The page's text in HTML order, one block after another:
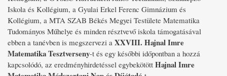
Iskola és Kollégium, a Gyulai Erkel Ferenc Gimnázium és
Kollégium, a MTA SZAB Békés Megyei Testülete Matematika
Tudományos Műhelye és minden résztvevő iskola támogatásával
ebben a tanévben is megszervezi a XXVIII. Hajnal Imre
Matematika Tesztverseny-t és egy későbbi időpontban a hozzá
kapcsolódó, az eredményhirdetéssel egybekötött Hajnal Imre